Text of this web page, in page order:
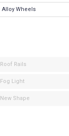
Alloy Wheels
Roof Rails
Fog Light
New Shape